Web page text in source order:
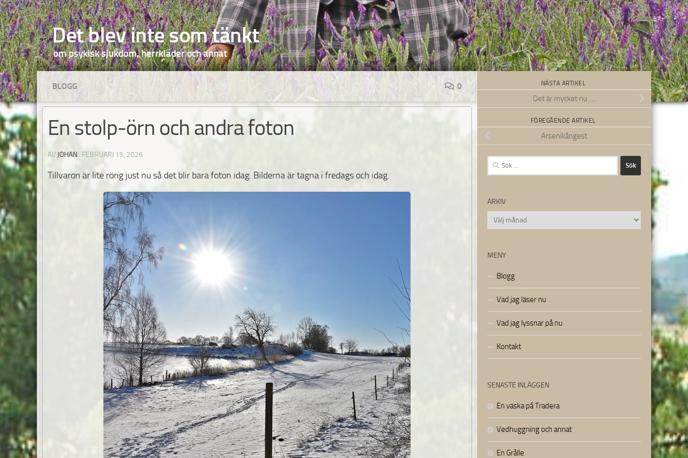
Hoppa till innehåll
Det blev inte som tänkt
om psykisk sjukdom, herrkläder och annat
BLOGG 0
En stolp-örn och andra foton
AV JOHAN · FEBRUARI 15, 2026
Tillvaron är lite rörig just nu så det blir bara foton idag. Bilderna är tagna i fredags och idag.
NÄSTA ARTIKEL
Det är mycket nu…..
FÖREGÅENDE ARTIKEL
Arsenikångest
Sök
efter:
ARKIV
Arkiv
MENY
Blogg
Vad jag läser nu
Vad jag lyssnar på nu
Kontakt
SENASTE INLÄGGEN
En väska på Tradera
Vedhuggning och annat
En Grålle